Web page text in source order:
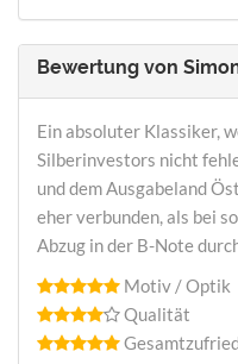
Bewertung von
Ein absoluter Klassiker,
Silberinvestors nicht
und dem Ausgabeland
eher verbunden, als bei
Abzug in der B-Note
Motiv / Optik
Qualität